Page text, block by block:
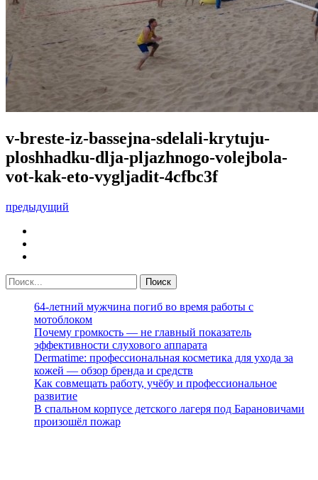
v-breste-iz-bassejna-sdelali-krytuju-
ploshhadku-dlja-pljazhnogo-volejbola-
vot-kak-eto-vygljadit-4cfbc3f
предыдущий
64-летний мужчина погиб во время работы с
мотоблоком
Почему громкость — не главный показатель
эффективности слухового аппарата
Dermatime: профессиональная косметика для ухода за
кожей — обзор бренда и средств
Как совмещать работу, учёбу и профессиональное
развитие
В спальном корпусе детского лагеря под Барановичами
произошёл пожар